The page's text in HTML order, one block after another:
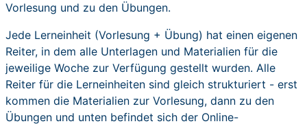
Vorlesung und zu den Übungen.
Jede Lerneinheit (Vorlesung + Übung) hat einen eigenen
Reiter, in dem alle Unterlagen und Materialien für die
jeweilige Woche zur Verfügung gestellt wurden. Alle
Reiter für die Lerneinheiten sind gleich strukturiert - erst
kommen die Materialien zur Vorlesung, dann zu den
Übungen und unten befindet sich der Online-